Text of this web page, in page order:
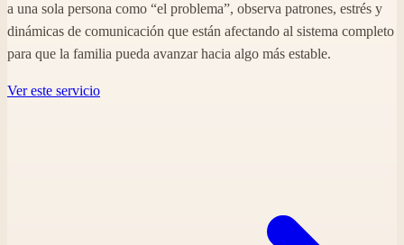
a una sola persona como “el problema”, observa patrones, estrés y
dinámicas de comunicación que están afectando al sistema completo
para que la familia pueda avanzar hacia algo más estable.
Ver este servicio